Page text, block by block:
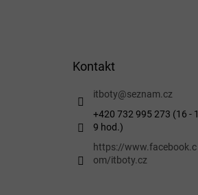
Kontakt
itboty@seznam.cz
+420 732 995 273 (16 - 1
9 hod.)
https://www.facebook.c
om/itboty.cz